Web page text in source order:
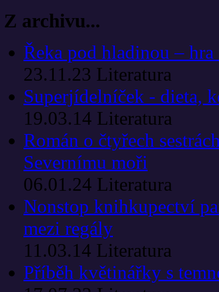
Z archivu...
Řeka pod hladinou –
23.11.23 Literatura
Superjídelníček - dieta,
19.03.14 Literatura
Román o čtyřech
Severnímu moři
06.01.24 Literatura
Nonstop knihkupectví
mezi regály
11.03.14 Literatura
Příběh květinářky s